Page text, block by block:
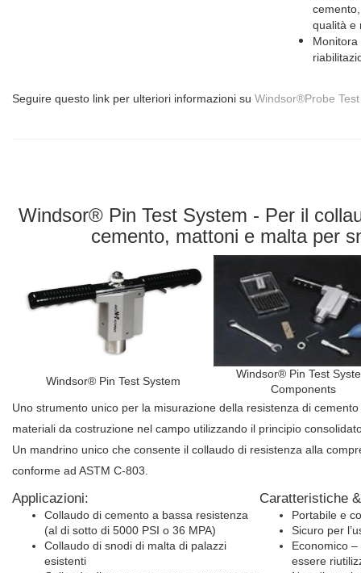
qualità e
Monitora
Seguire questo link per ulteriori informazioni su Windsor®Probe
Windsor® Pin Test System - Per il
cemento, mattoni e malta per
Windsor® Pin Test System
Windsor® Pin Test
Components
Uno strumento unico per la misurazione della resistenza di
materiali da costruzione nel campo utilizzando il principio
Un mandrino unico che consente il collaudo di resistenza alla
conforme ad ASTM C-803.
Applicazioni:
Collaudo di cemento a bassa resistenza
(al di sotto di 5000 PSI o 36 MPA)
Collaudo di snodi di malta di palazzi
esistenti
Caratteristiche
Portabile e
Sicuro per
Economico
essere